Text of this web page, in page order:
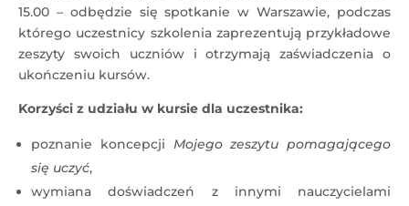
15.00 – odbędzie się spotkanie w Warszawie, podczas
którego uczestnicy szkolenia zaprezentują przykładowe
zeszyty swoich uczniów i otrzymają zaświadczenia o
ukończeniu kursów.
Korzyści z udziału w kursie dla uczestnika:
poznanie koncepcji Mojego zeszytu pomagającego
się uczyć,
wymiana doświadczeń z innymi nauczycielami